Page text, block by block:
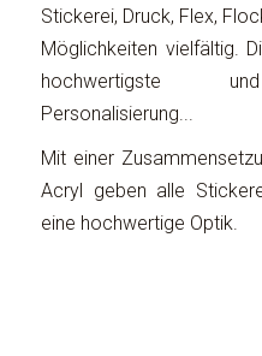
Stickerei, Druck, Flex,
Möglichkeiten vielfältig.
hochwertigste
Personalisierung...
Mit einer
Acryl geben alle
eine hochwertige Optik.